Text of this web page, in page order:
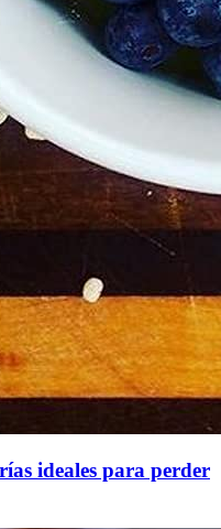
ideales para perder